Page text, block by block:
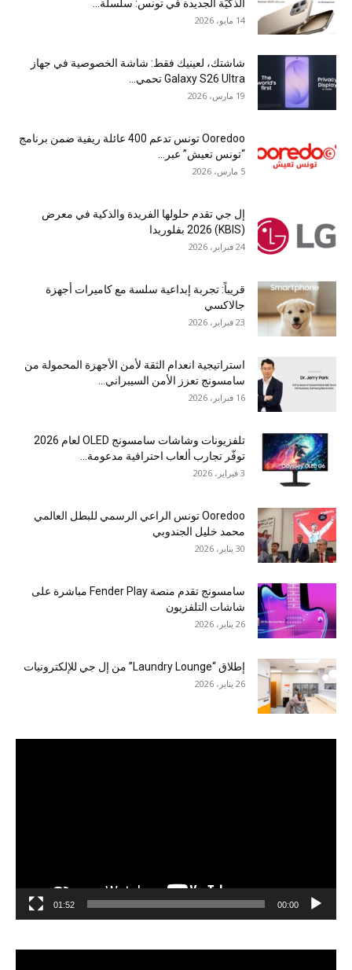
الذكيّة الجديدة في تونس: سلسلة...
14 مايو، 2026
شاشتك، لعينيك فقط: شاشة الخصوصية في جهاز
Galaxy S26 Ultra تحمي...
19 مارس، 2026
Ooredoo تونس تدعم 400 عائلة ريفية ضمن برنامج
“تونس تعيش” عبر...
5 مارس، 2026
إل جي تقدم حلولها الفريدة والذكية في معرض
(KBIS) 2026 بفلوريدا
24 فبراير، 2026
قريباً: تجربة إبداعية سلسة مع كاميرات أجهزة
جالاكسي
23 فبراير، 2026
استراتيجية انعدام الثقة لأمن الأجهزة المحمولة من
سامسونج تعزز الأمن السيبراني...
16 فبراير، 2026
تلفزيونات وشاشات سامسونج OLED لعام 2026
توفّر تجارب ألعاب احترافية مدعومة...
3 فبراير، 2026
Ooredoo تونس الراعي الرسمي للبطل العالمي
محمد خليل الجندوبي
30 يناير، 2026
سامسونج تقدم منصة Fender Play مباشرة على
شاشات التلفزيون
26 يناير، 2026
إطلاق “Laundry Lounge” من إل جي للإلكترونيات
26 يناير، 2026
00:00
01:52